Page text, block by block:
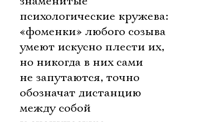
психологические кружева:
«фоменки» любого созыва
умеют искусно плести их,
но никогда в них сами
не запутаются, точно
обозначат дистанцию
между собой